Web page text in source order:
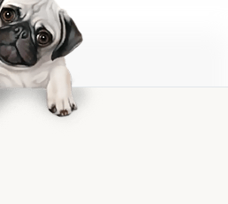
отменен;
на доставку вам
варианта формы оплаты
курьеру в день получения
оплата после подтверждения
оплаты возможна не
до даты получения заказа.
будем перенести
15 минут после прибытия на